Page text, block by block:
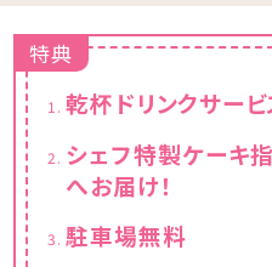
特典
乾杯ドリンクサービ
ハイボール、サワー
シェフ特製ケーキ
へお届け！
ていただきます。
駐車場無料